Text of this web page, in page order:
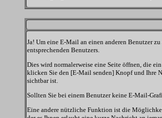
Ja! Um eine E-Mail an einen anderen Benutzer
entsprechenden Benutzers.
Dies wird normalerweise eine Seite öffnen, die
klicken Sie den [E-Mail senden] Knopf und Ihre
sichtbar ist.
Sollten Sie bei einem Benutzer keine E-Mail-
Eine andere nützliche Funktion ist die